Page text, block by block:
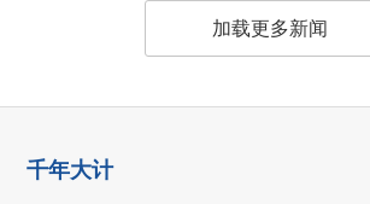
加载更多新闻
千年大计